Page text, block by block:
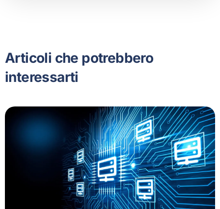
Articoli che potrebbero
interessarti